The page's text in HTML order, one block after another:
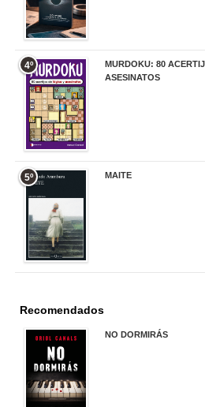
4º
MURDOKU: 80
ASESINATOS
5º MAITE
Recomendados
NO DORMIRÁS